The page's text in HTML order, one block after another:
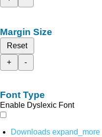
Margin Size
Reset
+
-
Font Type
Enable Dyslexic Font
Downloads expand_more